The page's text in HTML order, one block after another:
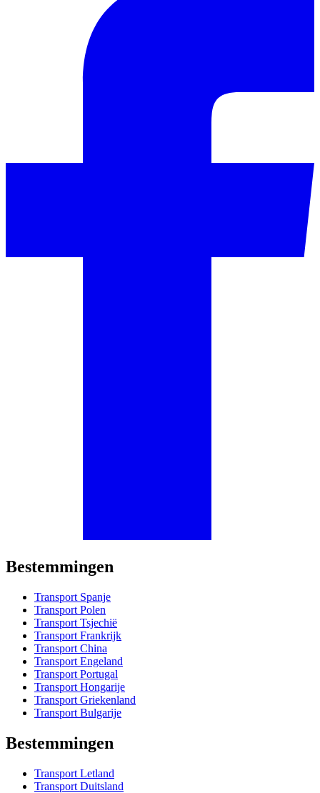
Bestemmingen
Transport Spanje
Transport Polen
Transport Tsjechië
Transport Frankrijk
Transport China
Transport Engeland
Transport Portugal
Transport Hongarije
Transport Griekenland
Transport Bulgarije
Bestemmingen
Transport Letland
Transport Duitsland